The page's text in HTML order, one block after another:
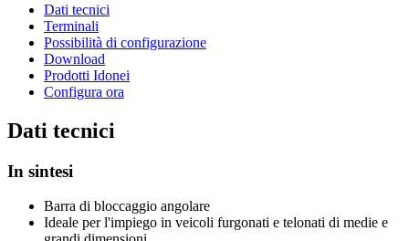
Dati tecnici
Terminali
Possibilità di configurazione
Download
Prodotti Idonei
Configura ora
Dati tecnici
In sintesi
Barra di bloccaggio angolare
Ideale per l'impiego in veicoli furgonati e telonati di medie e